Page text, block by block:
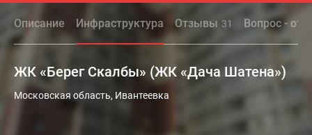
Описание Инфраструктура Отзывы 31 Вопрос -
ЖК «Берег Скалбы» (ЖК «Дача Шатена»)
Московская область, Ивантеевка